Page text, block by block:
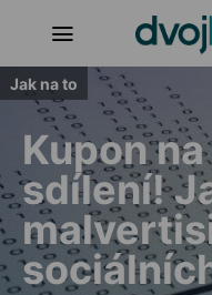
Jak na to
Kupon
sdílení!